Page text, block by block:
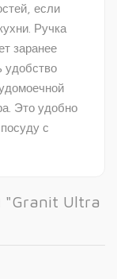
если
Ручка
заранее
удобство
Это удобно
с
"Granit Ultra